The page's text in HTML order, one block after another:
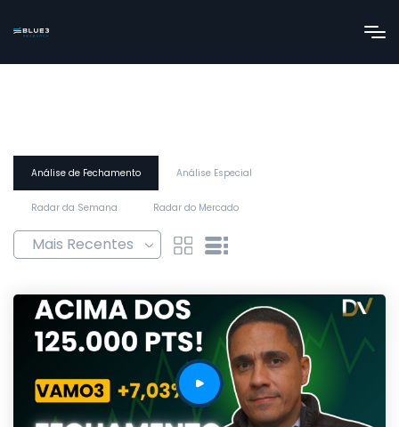
Análise de Fechamento Análise Especial
Radar da Semana Radar do Mercado